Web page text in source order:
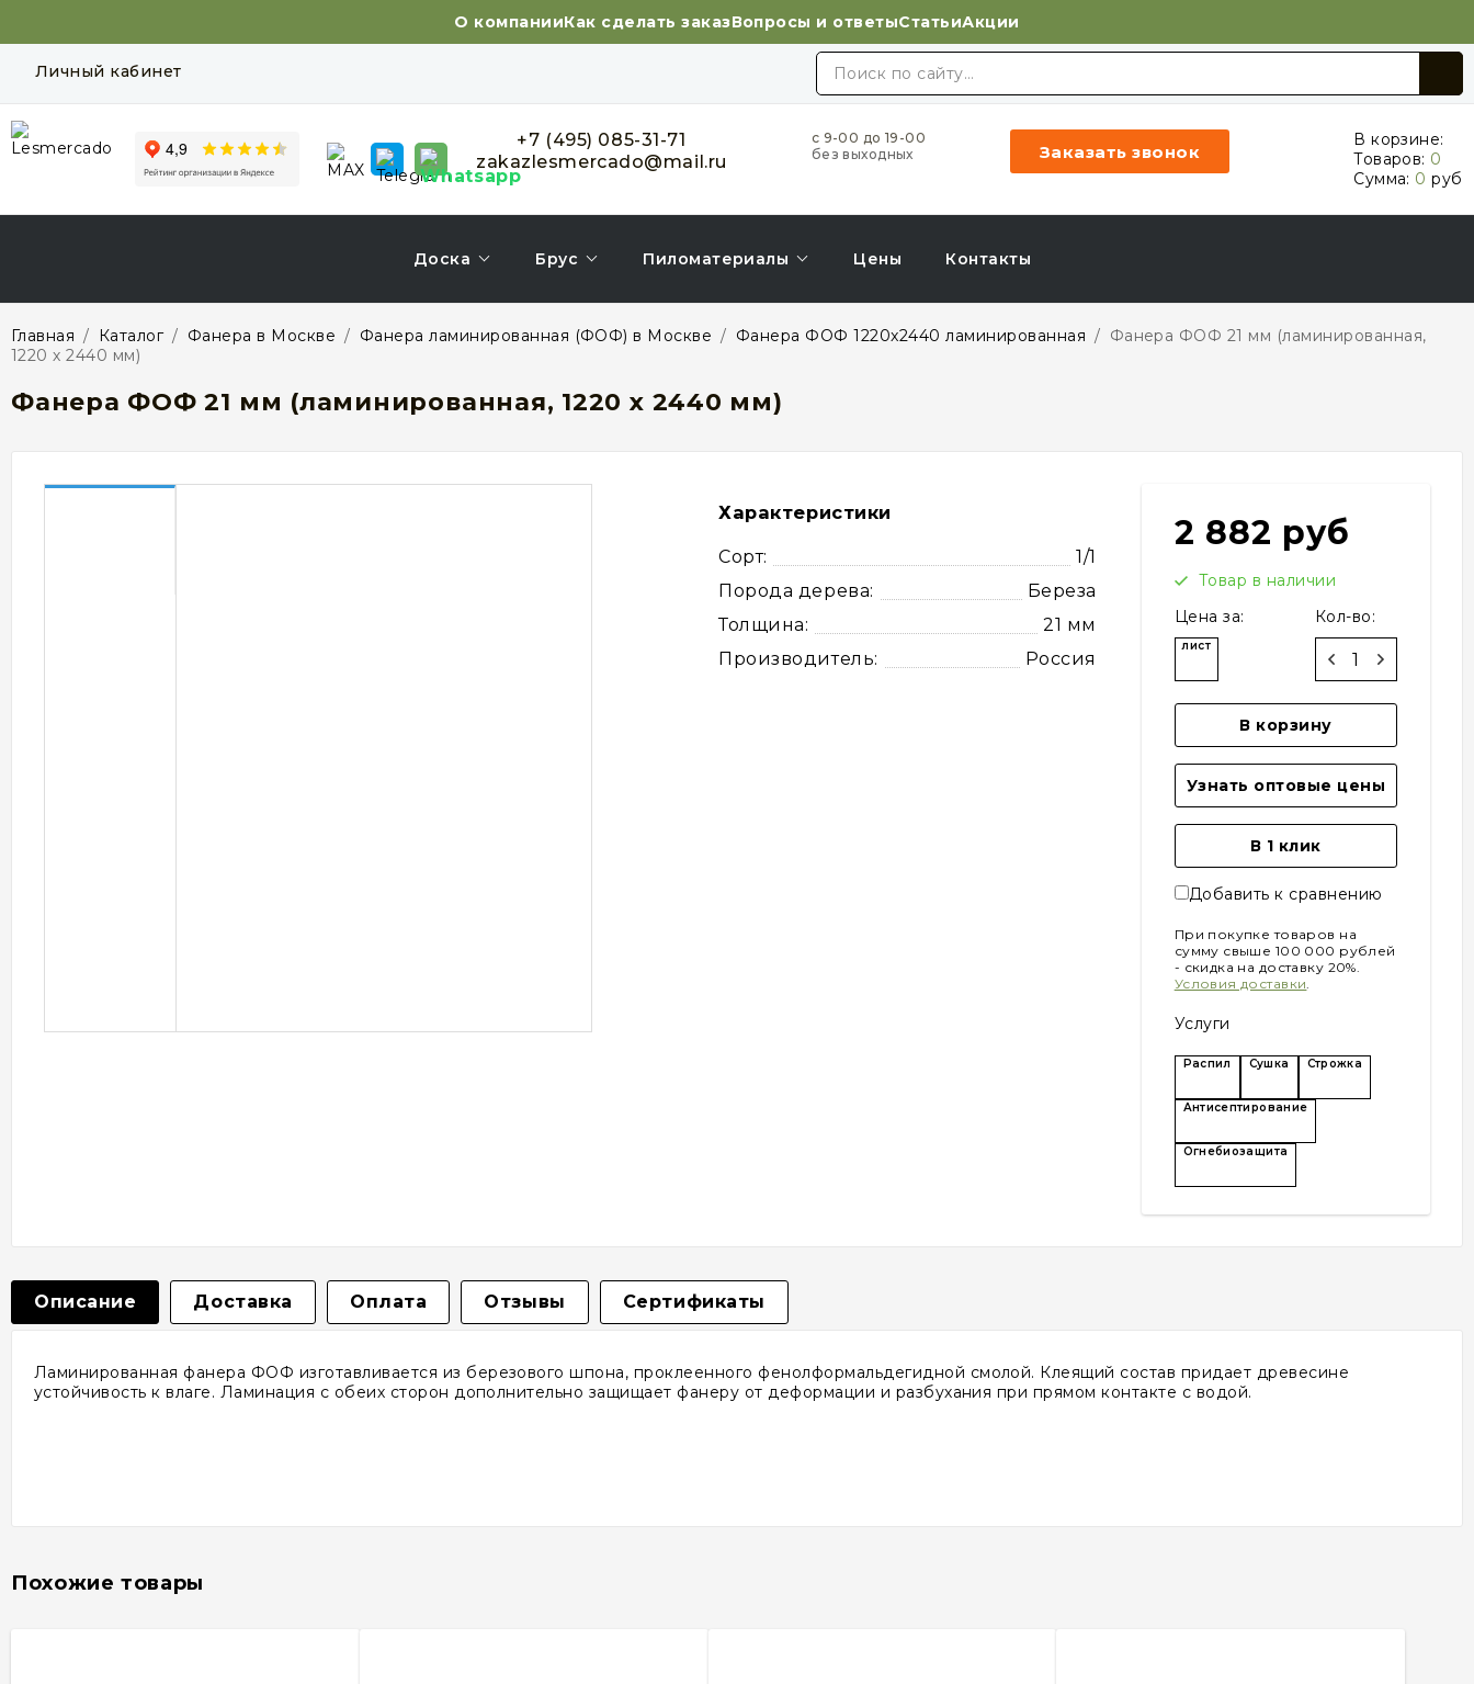
О компанииКак сделать заказВопросы и ответыСтатьиАкции
Личный кабинет
+7 (495) 085-31-71
zakazlesmercado@mail.ru
с 9-00 до 19-00
без выходных
Заказать звонок
В корзине:
Товаров: 0
Сумма: 0 руб
Доска Брус Пиломатериалы Цены Контакты
Главная / Каталог / Фанера в Москве / Фанера ламинированная (ФОФ) в Москве / Фанера ФОФ 1220x2440 ламинированная / Фанера ФОФ 21 мм (ламинированная,
1220 х 2440 мм)
Фанера ФОФ 21 мм (ламинированная, 1220 х 2440 мм)
Характеристики
Сорт:
1/1
Порода дерева:
Береза
Толщина:
21 мм
Производитель:
Россия
2 882 руб
Товар в наличии
Цена за:
лист
Кол-во:
В корзину
Узнать оптовые цены
В 1 клик
Добавить к сравнению
При покупке товаров на
сумму свыше 100 000 рублей
- скидка на доставку 20%.
Условия доставки.
Услуги
Распил Сушка Строжка
Антисептирование
Огнебиозащита
Описание Доставка Оплата Отзывы Сертификаты
Ламинированная фанера ФОФ изготавливается из березового шпона, проклеенного фенолформальдегидной смолой. Клеящий состав придает древесине
устойчивость к влаге. Ламинация с обеих сторон дополнительно защищает фанеру от деформации и разбухания при прямом контакте с водой.
Похожие товары